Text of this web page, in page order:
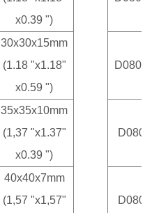
x0.39 ")
30x30x15mm
(1.18 "x1.18"
x0.59 ")
35x35x10mm
(1,37 "x1.37"
x0.39 ")
40x40x7mm
(1,57 "x1,57"